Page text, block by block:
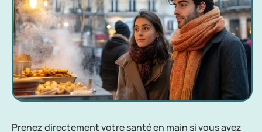
Prenez directement votre santé en main si vous avez